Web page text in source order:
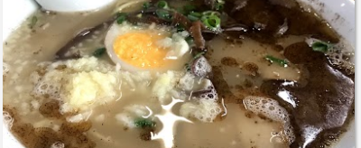
の3人が居るみたいです。